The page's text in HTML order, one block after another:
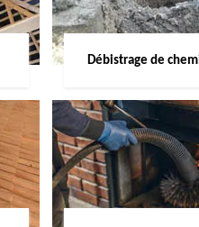
Débistrage de